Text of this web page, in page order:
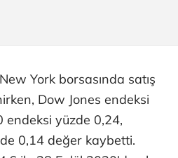
York borsasında satış
Dow Jones endeksi
endeksi yüzde 0,24,
0,14 değer kaybetti.